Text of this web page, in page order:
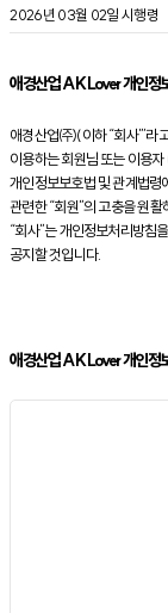
애경산업 AK Lover 개인정
애경산업㈜(이하 “회사”’라
이용하는 회원님 또는 이용
개인정보보호법 및 관계법령
관련한 “회원”의 고충을 원
“회사”는 개인정보처리방침
공지할 것입니다.
애경산업 AK Lover 개인정